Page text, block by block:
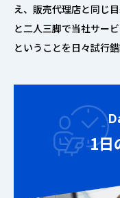
え、販売代理店と同じ
と二人三脚で当社サー
ということを日々試行
1日